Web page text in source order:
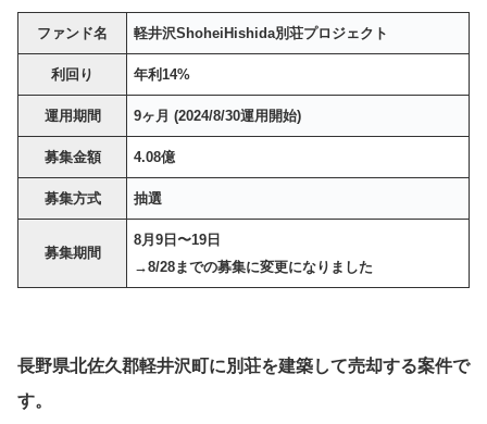
ファンド名 軽井沢ShoheiHishida別荘プロジェクト
利回り 年利14%
運用期間 9ヶ月 (2024/8/30運用開始)
募集金額 4.08億
募集方式 抽選
募集期間
8月9日〜19日
→8/28までの募集に変更になりました
長野県北佐久郡軽井沢町に別荘を建築して売却する案件で
す。